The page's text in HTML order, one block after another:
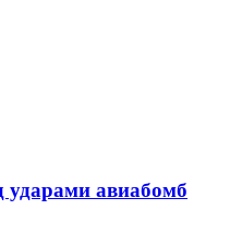
ударами авиабомб